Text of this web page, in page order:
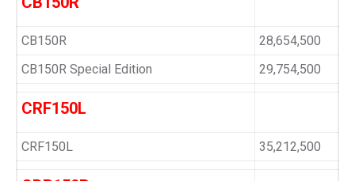
CB150R
28,654,500
CB150R Special Edition
29,754,500
CRF150L
CRF150L 35,212,500